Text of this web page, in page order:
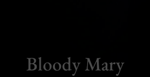
Bloody Mary